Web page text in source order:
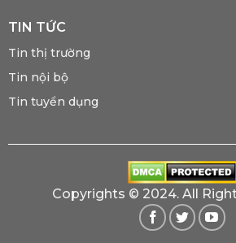
TIN TỨC
Tin thị trường
Tin nội bộ
Tin tuyển dụng
Copyrights © 2024. All